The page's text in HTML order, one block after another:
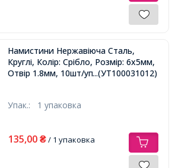
Намистини Нержавіюча Сталь,
Круглі, Колір: Срібло, Розмір: 6х5мм,
Отвір 1.8мм, 10шт/упаковка,...(УТ100031012)
Упак.: 1 упаковка
135,00 ₴/ 1 упаковка